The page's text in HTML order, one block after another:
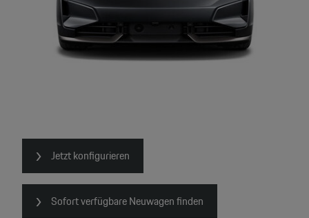
Jetzt konfigurieren
Sofort verfügbare Neuwagen finden